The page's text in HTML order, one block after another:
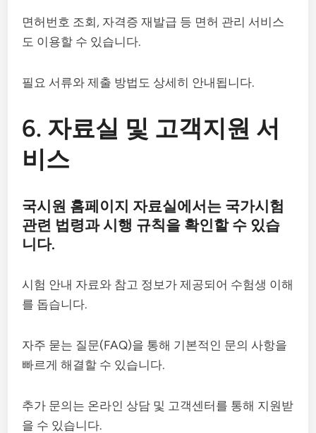
면허번호 조회, 자격증 재발급 등 면허 관리 서비스
도 이용할 수 있습니다.
필요 서류와 제출 방법도 상세히 안내됩니다.
6. 자료실 및 고객지원 서
비스
국시원 홈페이지 자료실에서는 국가시험
관련 법령과 시행 규칙을 확인할 수 있습
니다.
시험 안내 자료와 참고 정보가 제공되어 수험생 이해
를 돕습니다.
자주 묻는 질문(FAQ)을 통해 기본적인 문의 사항을
빠르게 해결할 수 있습니다.
추가 문의는 온라인 상담 및 고객센터를 통해 지원받
을 수 있습니다.